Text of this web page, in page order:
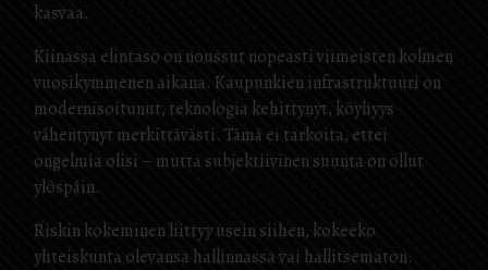
kasvaa.
Kiinassa elintaso on noussut nopeasti viimeisten kolmen
vuosikymmenen aikana. Kaupunkien infrastruktuuri on
modernisoitunut, teknologia kehittynyt, köyhyys
vähentynyt merkittävästi. Tämä ei tarkoita, ettei
ongelmia olisi – mutta subjektiivinen suunta on ollut
ylöspäin.
Riskin kokeminen liittyy usein siihen, kokeeko
yhteiskunta olevansa hallinnassa vai hallitsematon.